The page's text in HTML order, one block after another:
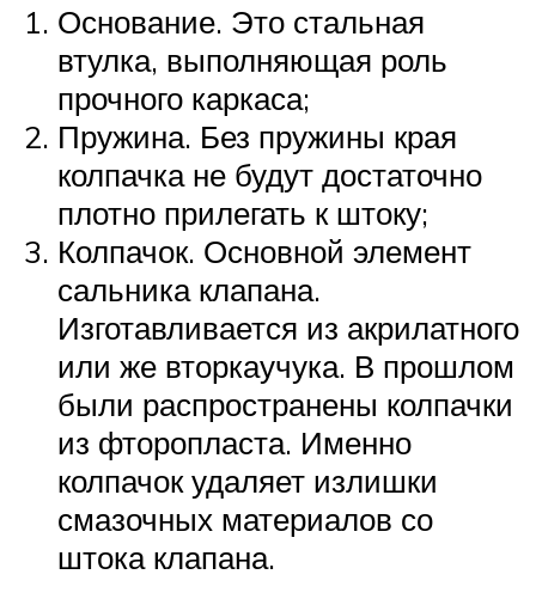
Основание. Это стальная
втулка, выполняющая роль
прочного каркаса;
Пружина. Без пружины края
колпачка не будут достаточно
плотно прилегать к штоку;
Колпачок. Основной элемент
сальника клапана.
Изготавливается из акрилатного
или же вторкаучука. В прошлом
были распространены колпачки
из фторопласта. Именно
колпачок удаляет излишки
смазочных материалов со
штока клапана.